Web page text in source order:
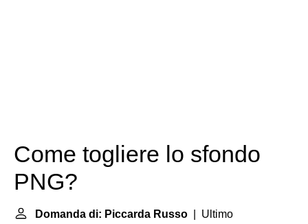
Come togliere lo sfondo
PNG?
Domanda di: Piccarda Russo | Ultimo